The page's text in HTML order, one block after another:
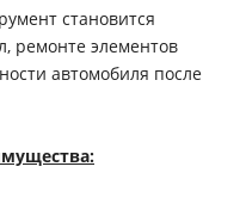
становится
ремонте элементов
автомобиля после